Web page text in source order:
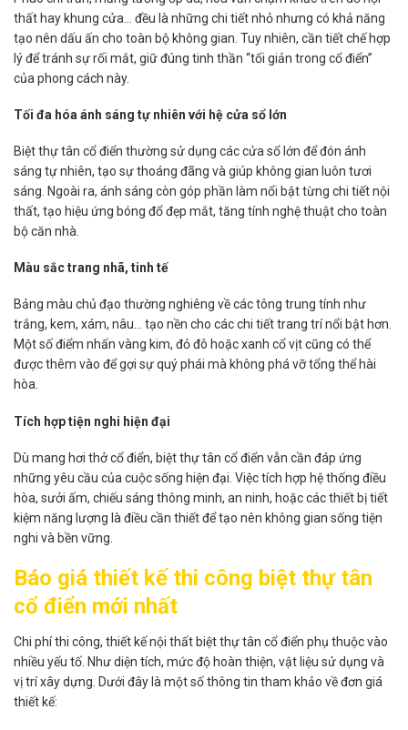
thất hay khung cửa… đều là những chi tiết nhỏ nhưng có khả năng
tạo nên dấu ấn cho toàn bộ không gian. Tuy nhiên, cần tiết chế hợp
lý để tránh sự rối mắt, giữ đúng tinh thần “tối giản trong cổ điển”
của phong cách này.
Tối đa hóa ánh sáng tự nhiên với hệ cửa sổ lớn
Biệt thự tân cổ điển thường sử dụng các cửa sổ lớn để đón ánh
sáng tự nhiên, tạo sự thoáng đãng và giúp không gian luôn tươi
sáng. Ngoài ra, ánh sáng còn góp phần làm nổi bật từng chi tiết nội
thất, tạo hiệu ứng bóng đổ đẹp mắt, tăng tính nghệ thuật cho toàn
bộ căn nhà.
Màu sắc trang nhã, tinh tế
Bảng màu chủ đạo thường nghiêng về các tông trung tính như
trắng, kem, xám, nâu… tạo nền cho các chi tiết trang trí nổi bật hơn.
Một số điểm nhấn vàng kim, đỏ đô hoặc xanh cổ vịt cũng có thể
được thêm vào để gợi sự quý phái mà không phá vỡ tổng thể hài
hòa.
Tích hợp tiện nghi hiện đại
Dù mang hơi thở cổ điển, biệt thự tân cổ điển vẫn cần đáp ứng
những yêu cầu của cuộc sống hiện đại. Việc tích hợp hệ thống điều
hòa, sưởi ấm, chiếu sáng thông minh, an ninh, hoặc các thiết bị tiết
kiệm năng lượng là điều cần thiết để tạo nên không gian sống tiện
nghi và bền vững.
Báo giá thiết kế thi công biệt thự tân
cổ điển mới nhất
​Chi phí thi công, thiết kế nội thất biệt thự tân cổ điển phụ thuộc vào
nhiều yếu tố. Như diện tích, mức độ hoàn thiện, vật liệu sử dụng và
vị trí xây dựng. Dưới đây là một số thông tin tham khảo về đơn giá
thiết kế:​